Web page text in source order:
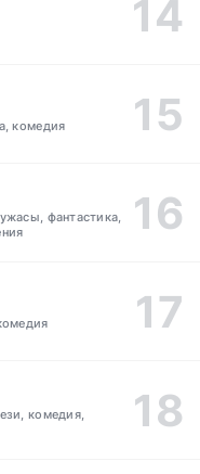
комедия
фантастика,
комедия,